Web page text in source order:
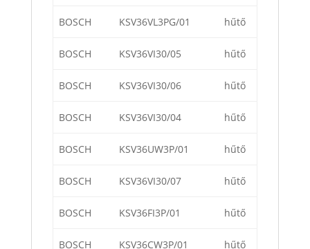
BOSCH KSV36VL3PG/01 hűtő
BOSCH KSV36VI30/05 hűtő
BOSCH KSV36VI30/06 hűtő
BOSCH KSV36VI30/04 hűtő
BOSCH KSV36UW3P/01 hűtő
BOSCH KSV36VI30/07 hűtő
BOSCH KSV36FI3P/01 hűtő
BOSCH KSV36CW3P/01 hűtő